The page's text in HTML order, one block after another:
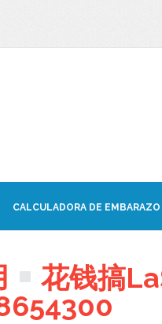
CALCULADORA DE EMBARAZO
花钱搞